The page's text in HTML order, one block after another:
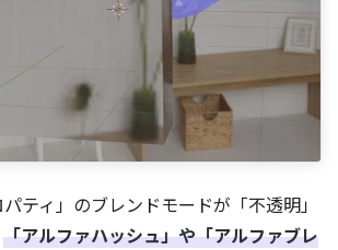
パティ」のブレンドモードが「不透明」
「アルファハッシュ」や「アルファブレ